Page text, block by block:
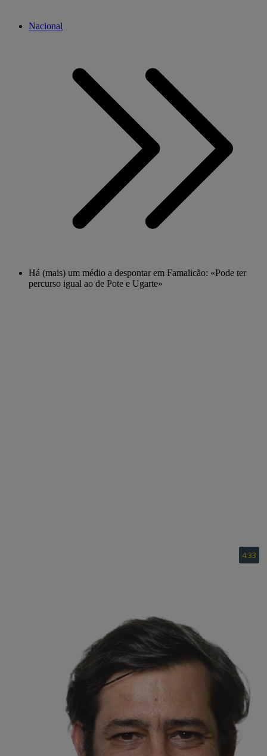
Nacional
Há (mais) um médio a despontar em Famalicão: «Pode ter
percurso igual ao de Pote e Ugarte»